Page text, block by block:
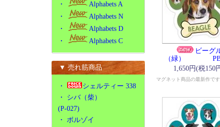
・
Alphabets A
・
Alphabets N
・
Alphabets D
・
Alphabets C
▼ 売れ筋商品
・
シェルティー 338
・ シバ（柴）
(P-027)
・ ボルゾイ
ビーグ
（緑） PB-
1,650円(税150
マグネット商品の最新作です